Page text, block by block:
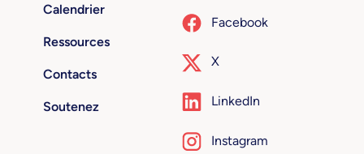
Calendrier
Ressources
Contacts
Soutenez
Facebook
X
LinkedIn
Instagram